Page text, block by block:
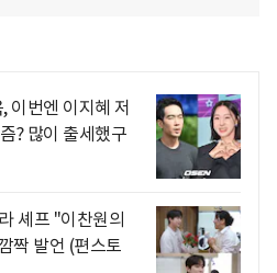
이번엔 이지혜 저
? 많이 출세했구
셰프 "이찬원의
짝 발언 (편스토